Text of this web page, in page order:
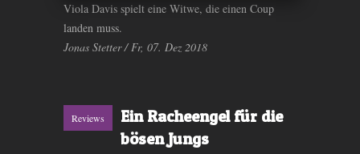
Viola Davis spielt eine Witwe, die einen Coup
landen muss.
Jonas Stetter / Fr, 07. Dez 2018
Reviews
Ein Racheengel für die
bösen Jungs